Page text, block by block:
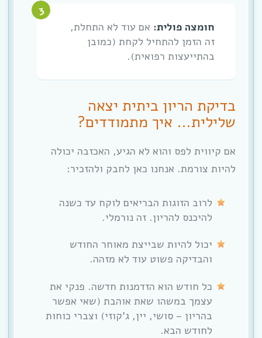
חומצה פולית: אם עוד לא התחלת,
זה הזמן להתחיל לקחת (כמובן
בהתייעצות רפואית).
בדיקת הריון ביתית יצאה
שלילית… איך מתמודדים?
אם קיווית לפס והוא לא הגיע, האכזבה יכולה
להיות צורמת. אנחנו כאן לחבק ולהזכיר:
לרוב הזוגות הבריאים לוקח עד כשנה
להיכנס להריון. זה נורמלי.
יכול להיות שבייצת מאוחר החודש
והבדיקה פשוט עוד לא מזהה.
כל חודש הוא הזדמנות חדשה. פנקי את
עצמך במשהו שאת אוהבת (שאי אפשר
בהריון – סושי, יין, ג’קוזי) וצברי כוחות
לחודש הבא.